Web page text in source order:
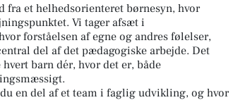
fra et helhedsorienteret børnesyn, hvor
Vi tager afsæt i
forståelsen af egne og andres følelser,
del af det pædagogiske arbejde. Det
barn dér, hvor det er, både
en del af et team i faglig udvikling, og hvor